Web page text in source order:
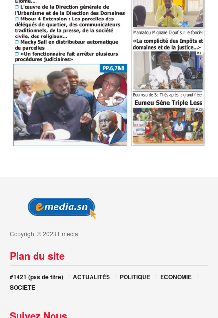
Copyright © 2023 Emedia
Plan du site
#1421 (pas de titre) ACTUALITÉS POLITIQUE
ECONOMIE
SOCIETE
Suivez Nous